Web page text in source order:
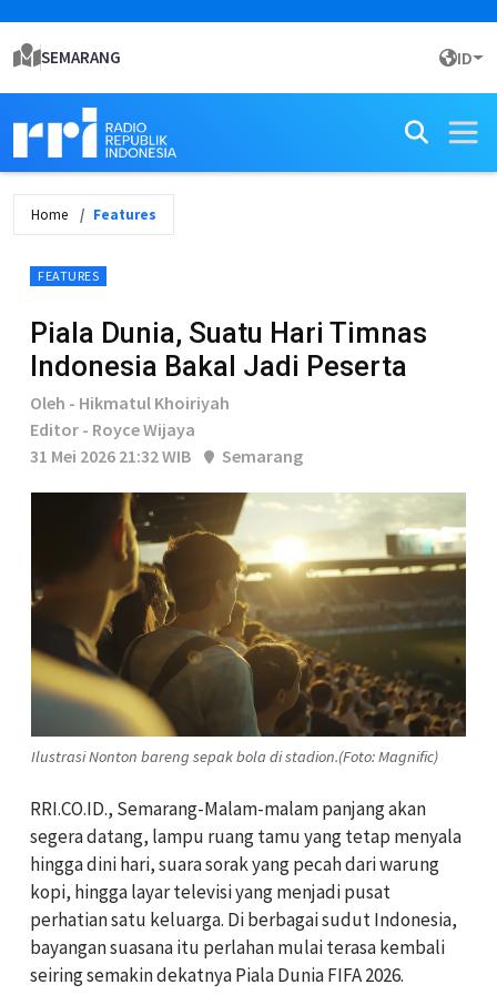
SEMARANG ID
Home Features
FEATURES
Piala Dunia, Suatu Hari Timnas
Indonesia Bakal Jadi Peserta
Oleh - Hikmatul Khoiriyah
Editor - Royce Wijaya
31 Mei 2026 21:32 WIB
Semarang
Ilustrasi Nonton bareng sepak bola di stadion.(Foto: Magnific)
RRI.CO.ID., Semarang-Malam-malam panjang akan
segera datang, lampu ruang tamu yang tetap menyala
hingga dini hari, suara sorak yang pecah dari warung
kopi, hingga layar televisi yang menjadi pusat
perhatian satu keluarga. Di berbagai sudut Indonesia,
bayangan suasana itu perlahan mulai terasa kembali
seiring semakin dekatnya Piala Dunia FIFA 2026.